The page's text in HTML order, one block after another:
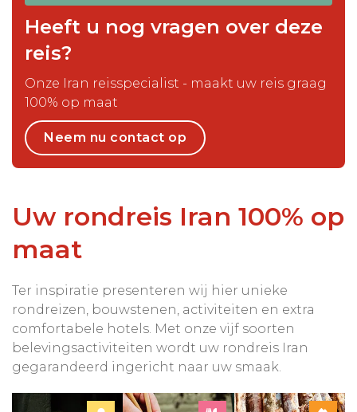
Heeft u nog vragen over deze
reis?
Onze Iran reisspecialist - maakt uw reis graag
100% op maat
Neem nu contact op
Uw rondreis Iran 100% op
maat
Ter inspiratie presenteren wij hier unieke
rondreizen, bouwstenen, activiteiten en extra
comfortabele hotels. Met onze vijf soorten
belevingsactiviteiten wordt uw rondreis Iran
gegarandeerd ingericht naar uw smaak.